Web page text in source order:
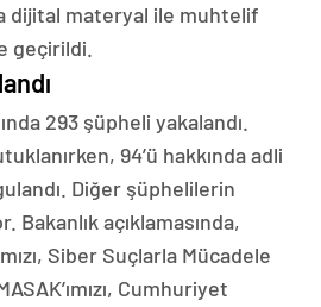
dijital materyal ile muhtelif
geçirildi.
293 şüpheli yakalandı.
94’ü hakkında adli
Diğer şüphelilerin
açıklamasında,
Siber Suçlarla Mücadele
Cumhuriyet